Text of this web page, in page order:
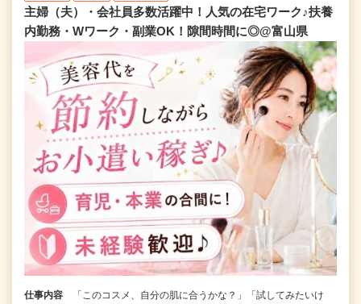
主婦（夫）・会社員多数活躍中！人気の在宅ワーク♪扶養
内勤務・Wワーク・副業OK！隙間時間に◎@富山県
仕事内容
「このコスメ、自分の肌に合うかな？」「試してみたいけ